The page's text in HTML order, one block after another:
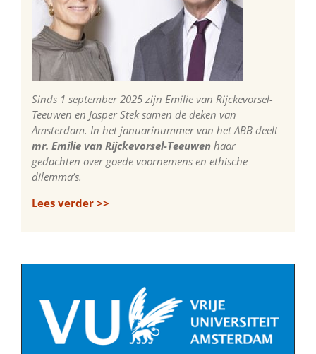
Sinds 1 september 2025 zijn Emilie van Rijckevorsel-
Teeuwen en Jasper Stek samen de deken van
Amsterdam. In het januarinummer van het ABB deelt
mr. Emilie van Rijckevorsel-Teeuwen haar
gedachten over goede voornemens en ethische
dilemma’s.
Lees verder >>